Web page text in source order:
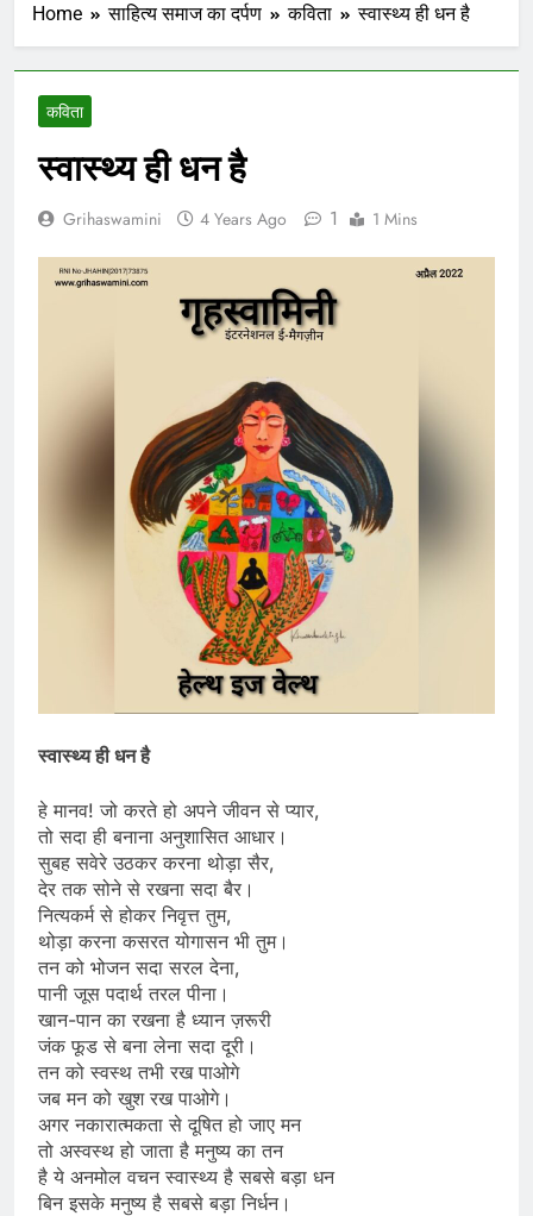
Home साहित्य समाज का दर्पण कविता स्वास्थ्य ही धन है
कविता
स्वास्थ्य ही धन है
Grihaswamini 4 Years Ago 1 1 Mins
स्वास्थ्य ही धन है
हे मानव! जो करते हो अपने जीवन से प्यार,
तो सदा ही बनाना अनुशासित आधार।
सुबह सवेरे उठकर करना थोड़ा सैर,
देर तक सोने से रखना सदा बैर।
नित्यकर्म से होकर निवृत्त तुम,
थोड़ा करना कसरत योगासन भी तुम।
तन को भोजन सदा सरल देना,
पानी जूस पदार्थ तरल पीना।
खान-पान का रखना है ध्यान ज़रूरी
जंक फूड से बना लेना सदा दूरी।
तन को स्वस्थ तभी रख पाओगे
जब मन को खुश रख पाओगे।
अगर नकारात्मकता से दूषित हो जाए मन
तो अस्वस्थ हो जाता है मनुष्य का तन
है ये अनमोल वचन स्वास्थ्य है सबसे बड़ा धन
बिन इसके मनुष्य है सबसे बड़ा निर्धन।